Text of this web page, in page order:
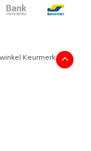
Keurmerk